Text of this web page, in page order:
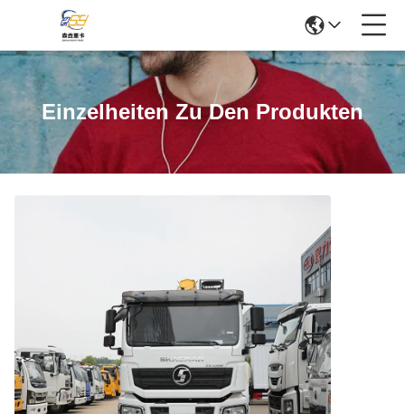
Einzelheiten Zu Den Produkten